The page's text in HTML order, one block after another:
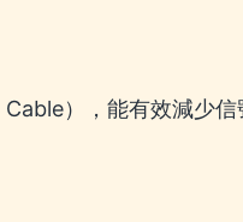
），能有效減少